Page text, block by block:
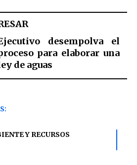
desempolva el
para elaborar una
de aguas
Y RECURSOS